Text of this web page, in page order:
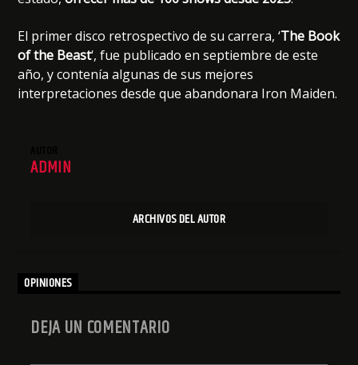
El primer disco retrospectivo de su carrera, ‘The Book
of the Beast‘, fue publicado en septiembre de este
año, y contenía algunas de sus mejores
interpretaciones desde que abandonara Iron Maiden.
ADMIN
ARCHIVOS DEL AUTOR
OPINIONES
DEJA UN COMENTARIO